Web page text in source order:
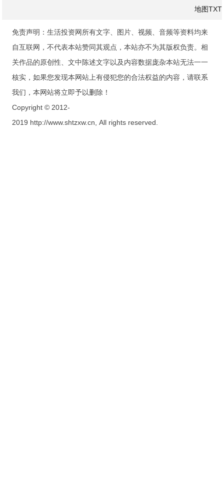
地图TXT
免责声明：生活投资网所有文字、图片、视频、音频等资料均来
自互联网，不代表本站赞同其观点，本站亦不为其版权负责。相
关作品的原创性、文中陈述文字以及内容数据庞杂本站无法一一
核实，如果您发现本网站上有侵犯您的合法权益的内容，请联系
我们，本网站将立即予以删除！
Copyright © 2012-
2019 http://www.shtzxw.cn, All rights reserved.